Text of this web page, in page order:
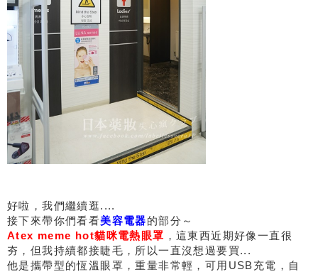
好啦，我們繼續逛....
接下來帶你們看看美容電器的部分～
Atex meme hot貓咪電熱眼罩 ，這東西近期好像一直很
夯，但我持續都接睫毛，所以一直沒想過要買...
他是攜帶型的恆溫眼罩，重量非常輕，可用USB充電，自